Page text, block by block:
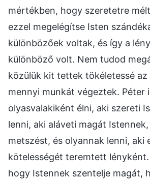
mértékben, hogy szeretetre
ezzel megelégítse Isten
különbözőek voltak, és így a
különböző volt. Nem tudod
közülük kit tettek tökéletessé az
mennyi munkát végeztek. Péter
olyasvalakiként élni, aki szereti
lenni, aki aláveti magát
metszést, és olyannak lenni, aki
kötelességét teremtett
hogy Istennek szentelje magát,